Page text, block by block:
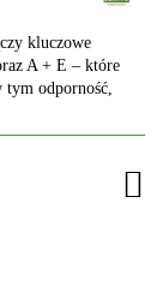
kluczowe
A + E – które
odporność,